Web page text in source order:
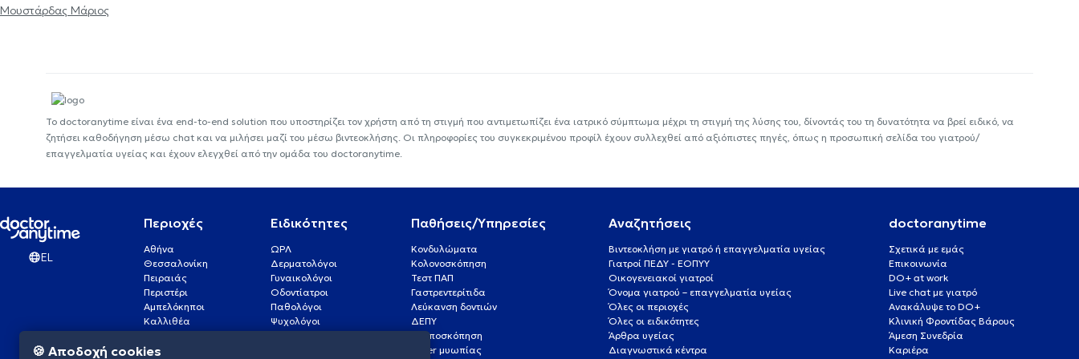
Μουστάρδας Μάριος
Το doctoranytime είναι ένα end-to-end solution που υποστηρίζει τον χρήστη από τη στιγμή που αντιμετωπίζει ένα ιατρικό σύμπτωμα μέχρι τη στιγμή της λύσης του, δίνοντάς του τη δυνατότητα να βρεί ειδικό, να
ζητήσει καθοδήγηση μέσω chat και να μιλήσει μαζί του μέσω βιντεοκλήσης. Οι πληροφορίες του συγκεκριμένου προφίλ έχουν συλλεχθεί από αξιόπιστες πηγές, όπως η προσωπική σελίδα του γιατρού/
επαγγελματία υγείας και έχουν ελεγχθεί από την ομάδα του doctoranytime.
EL
Περιοχές
Αθήνα
Θεσσαλονίκη
Πειραιάς
Περιστέρι
Αμπελόκηποι
Καλλιθέα
Γλυφάδα
Ειδικότητες
ΩΡΛ
Δερματολόγοι
Γυναικολόγοι
Οδοντίατροι
Παθολόγοι
Ψυχολόγοι
Παθήσεις/Υπηρεσίες
Κονδυλώματα
Κολονοσκόπηση
Τεστ ΠΑΠ
Γαστρεντερίτιδα
Λεύκανση δοντιών
ΔΕΠΥ
Κολποσκόπηση
Laser μυωπίας
Αναζητήσεις
Βιντεοκλήση με γιατρό ή επαγγελματία υγείας
Γιατροί ΠΕΔΥ - ΕΟΠΥΥ
Οικογενειακοί γιατροί
Όνομα γιατρού – επαγγελματία υγείας
Όλες οι περιοχές
Όλες οι ειδικότητες
Άρθρα υγείας
Διαγνωστικά κέντρα
doctoranytime
Σχετικά με εμάς
Επικοινωνία
DO+ at work
Live chat με γιατρό
Ανακάλυψε το DO+
Κλινική Φροντίδας Βάρους
Άμεση Συνεδρία
Καριέρα
🍪 Αποδοχή cookies